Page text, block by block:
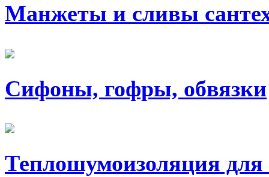
Манжеты и сливы
Сифоны, гофры, обвязки
Теплошумоизоляция для